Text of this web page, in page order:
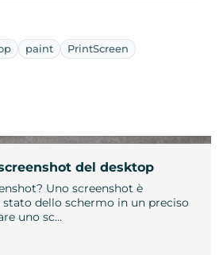
paint PrintScreen
del desktop
Uno screenshot è
dello schermo in un preciso
uno sc…